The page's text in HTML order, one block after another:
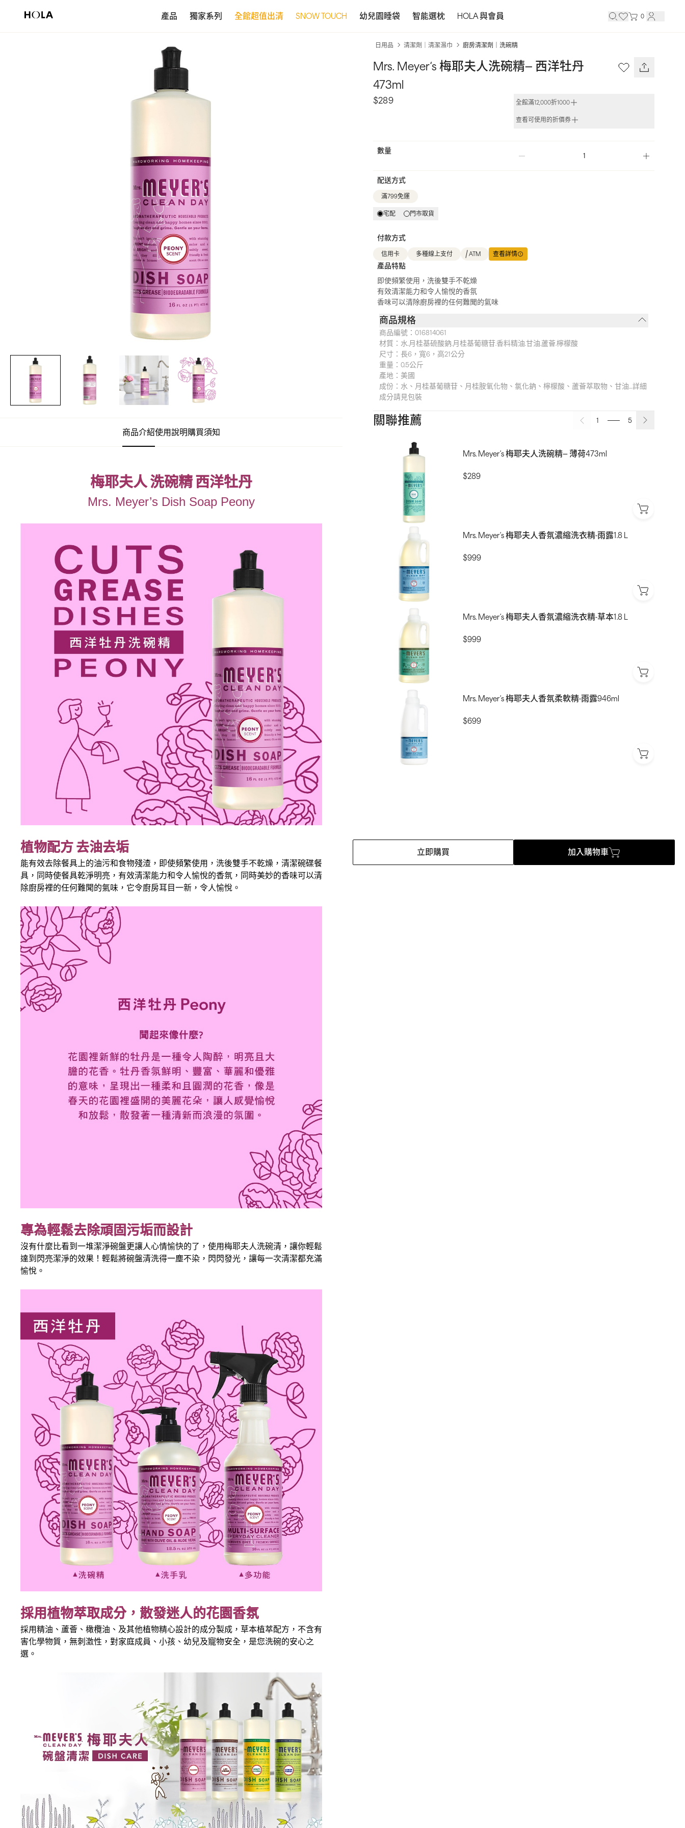
產品 獨家系列 全館超值出清 SNOW TOUCH 幼兒園睡袋 智能選枕 HOLA 與會員 0
商品介紹使用說明購買須知
梅耶夫人 洗碗精 西洋牡丹
Mrs. Meyer’s Dish Soap Peony
植物配方 去油去垢
能有效去除餐具上的油污和食物殘渣，即使頻繁使用，洗後雙手不乾燥，清潔碗碟餐
具，同時使餐具乾淨明亮，有效清潔能力和令人愉悅的香氛，同時美妙的香味可以清
除廚房裡的任何難聞的氣味，它令廚房耳目一新，令人愉悅。
專為輕鬆去除頑固污垢而設計
沒有什麼比看到一堆潔淨碗盤更讓人心情愉快的了，使用梅耶夫人洗碗清，讓你輕鬆
達到閃亮潔淨的效果！輕鬆將碗盤清洗得一塵不染，閃閃發光，讓每一次清潔都充滿
愉悅。
採用植物萃取成分，散發迷人的花園香氛
採用精油、蘆薈、橄欖油、及其他植物精心設計的成分製成，草本植萃配方，不含有
害化學物質，無刺激性，對家庭成員、小孩、幼兒及寵物安全，是您洗碗的安心之
選。
日用品 清潔劑｜清潔濕巾 廚房清潔劑｜洗碗精
Mrs. Meyer‘s 梅耶夫人洗碗精– 西洋牡丹
473ml
$289 全館滿12,000折1000
查看可使用的折價券
數量
配送方式
滿799免運
宅配 門市取貨
付款方式
信用卡 多種線上支付 ATM 查看詳情
產品特點
即使頻繁使用，洗後雙手不乾燥
有效清潔能力和令人愉悅的香氛
香味可以清除廚房裡的任何難聞的氣味
商品規格
商品編號： 016814061
材質： 水.月桂基硫酸鈉.月桂基葡糖苷.香料精油.甘油.蘆薈.檸檬酸
尺寸： 長6，寬6，高21公分
重量： 0.5公斤
產地： 美國
成份：水、月桂基葡糖苷、月桂胺氧化物、氯化鈉、檸檬酸、蘆薈萃取物、甘油…詳細
成分請見包裝
關聯推薦 1 5
Mrs. Meyer‘s 梅耶夫人洗碗精– 薄荷473ml
$289
Mrs. Meyer‘s 梅耶夫人香氛濃縮洗衣精-雨露1.8 L
$999
Mrs. Meyer‘s 梅耶夫人香氛濃縮洗衣精-草本1.8 L
$999
Mrs. Meyer‘s 梅耶夫人香氛柔軟精-雨露946ml
$699
立即購買 加入購物車